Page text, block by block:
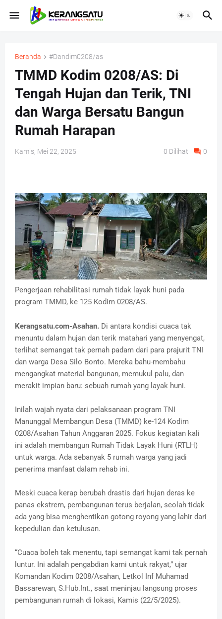
Beranda #Dandim0208/as
TMMD Kodim 0208/AS: Di
Tengah Hujan dan Terik, TNI
dan Warga Bersatu Bangun
Rumah Harapan
Kamis, Mei 22, 2025 0 Dilihat 0
Pengerjaan rehabilitasi rumah tidak layak huni pada
program TMMD, ke 125 Kodim 0208/AS.
Kerangsatu.com-Asahan. Di antara kondisi cuaca tak
menuntu dalam hujan dan terik matahari yang menyengat,
terlihat semangat tak pernah padam dari para prajurit TNI
dan warga Desa Silo Bonto. Mereka bahu-membahu
mengangkat material bangunan, memukul palu, dan
merakit impian baru: sebuah rumah yang layak huni.
Inilah wajah nyata dari pelaksanaan program TNI
Manunggal Membangun Desa (TMMD) ke-124 Kodim
0208/Asahan Tahun Anggaran 2025. Fokus kegiatan kali
ini adalah membangun Rumah Tidak Layak Huni (RTLH)
untuk warga. Ada sebanyak 5 rumah warga yang jadi
penerima manfaat dalam rehab ini.
Meski cuaca kerap berubah drastis dari hujan deras ke
panas ekstrem, pembangunan terus berjalan, seolah tidak
ada yang bisa menghentikan gotong royong yang lahir dari
kepedulian dan ketulusan.
“Cuaca boleh tak menentu, tapi semangat kami tak pernah
luntur. Ini adalah pengabdian kami untuk rakyat,” ujar
Komandan Kodim 0208/Asahan, Letkol Inf Muhamad
Bassarewan, S.Hub.Int., saat meninjau langsung proses
pembangunan rumah di lokasi, Kamis (22/5/2025).